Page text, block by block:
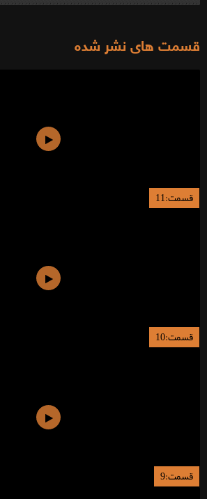
قسمت های نشر شده
قسمت:11
قسمت:10
قسمت:9